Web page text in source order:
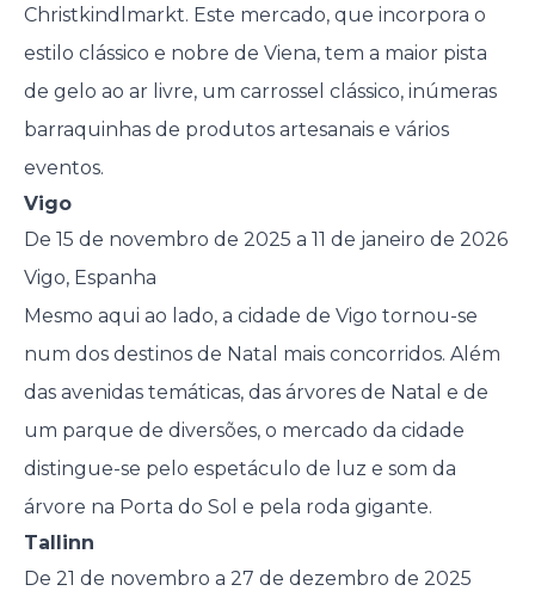
Christkindlmarkt. Este mercado, que incorpora o
estilo clássico e nobre de Viena, tem a maior pista
de gelo ao ar livre, um carrossel clássico, inúmeras
barraquinhas de produtos artesanais e vários
eventos.
Vigo
De 15 de novembro de 2025 a 11 de janeiro de 2026
Vigo, Espanha
Mesmo aqui ao lado, a cidade de Vigo tornou-se
num dos destinos de Natal mais concorridos. Além
das avenidas temáticas, das árvores de Natal e de
um parque de diversões, o mercado da cidade
distingue-se pelo espetáculo de luz e som da
árvore na Porta do Sol e pela roda gigante.
Tallinn
De 21 de novembro a 27 de dezembro de 2025